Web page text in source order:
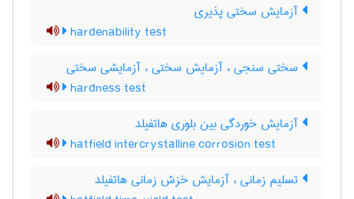
آزمایش سختی پذیری
hardenability test
سختی سنجی ، آزمایش سختی ، آزمایشی سختی
hardness test
آزمایش خوردگی بین بلوری هاتفیلد
hatfield intercrystalline corrosion test
تسلیم زمانی ، آزمایش خزش زمانی هاتفیلد